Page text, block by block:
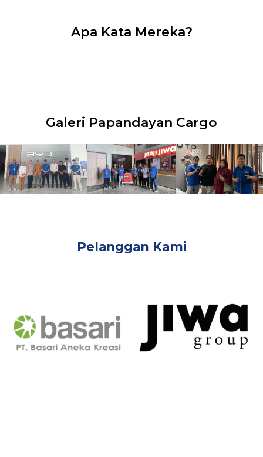
Apa Kata Mereka?
Galeri Papandayan Cargo
Pelanggan Kami